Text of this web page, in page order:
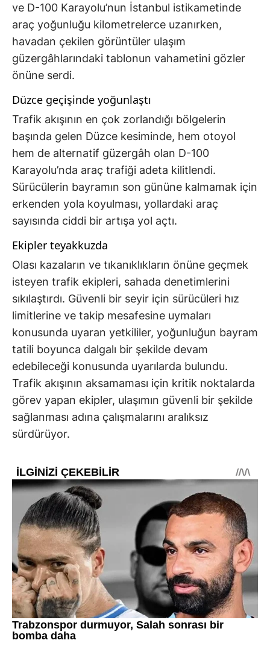
ve D-100 Karayolu’nun İstanbul istikametinde
araç yoğunluğu kilometrelerce uzanırken,
havadan çekilen görüntüler ulaşım
güzergâhlarındaki tablonun vahametini gözler
önüne serdi.
Düzce geçişinde yoğunlaştı
Trafik akışının en çok zorlandığı bölgelerin
başında gelen Düzce kesiminde, hem otoyol
hem de alternatif güzergâh olan D-100
Karayolu’nda araç trafiği adeta kilitlendi.
Sürücülerin bayramın son gününe kalmamak için
erkenden yola koyulması, yollardaki araç
sayısında ciddi bir artışa yol açtı.
Ekipler teyakkuzda
Olası kazaların ve tıkanıklıkların önüne geçmek
isteyen trafik ekipleri, sahada denetimlerini
sıkılaştırdı. Güvenli bir seyir için sürücüleri hız
limitlerine ve takip mesafesine uymaları
konusunda uyaran yetkililer, yoğunluğun bayram
tatili boyunca dalgalı bir şekilde devam
edebileceği konusunda uyarılarda bulundu.
Trafik akışının aksamaması için kritik noktalarda
görev yapan ekipler, ulaşımın güvenli bir şekilde
sağlanması adına çalışmalarını aralıksız
sürdürüyor.